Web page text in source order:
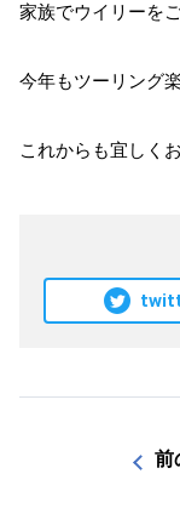
家族でウイリーを
今年もツーリング
これからも宜しく
前